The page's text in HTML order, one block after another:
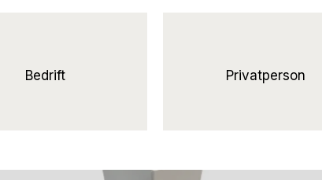
Bedrift Privatperson